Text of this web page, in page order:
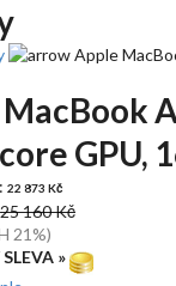
Apple
GPU,
22 873 Kč
25 160 Kč
21%)
»